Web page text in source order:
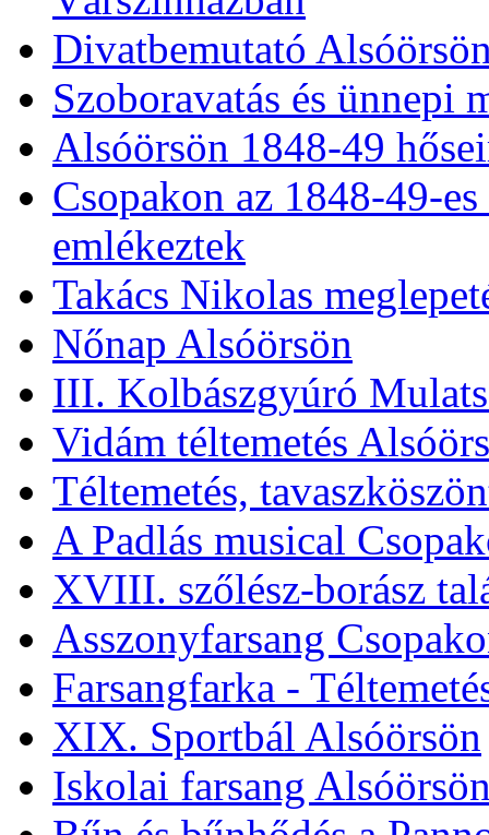
Divatbemutató
Szoboravatás és ünnepi
Alsóörsön 1848-49
Csopakon az 1848-49-
emlékeztek
Takács Nikolas
Nőnap Alsóörsön
III. Kolbászgyúró
Vidám téltemetés
Téltemetés,
A Padlás musical
XVIII. szőlész-borász
Asszonyfarsang
Farsangfarka -
XIX. Sportbál Alsóörsön
Iskolai farsang